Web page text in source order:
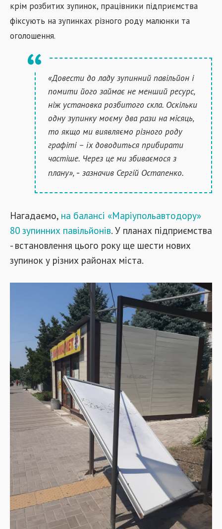
крім розбитих зупинок, працівники підприємства
фіксують на зупинках різного роду малюнки та
оголошення.
«Довести до ладу зупинний павільйон і
помити його займає не менший ресурс,
ніж установка розбитого скла. Оскільки
одну зупинку моєму два рази на місяць,
то якщо ми виявляємо різного роду
графіті – їх доводиться прибирати
частіше. Через це ми збиваємося з
плану», - зазначив Сергій Остапенко.
Нагадаємо, на балансі «Маріупольавтодору»
80 зупинних павільйонів. У планах підприємства
- встановлення цього року ще шести нових
зупинок у різних районах міста.